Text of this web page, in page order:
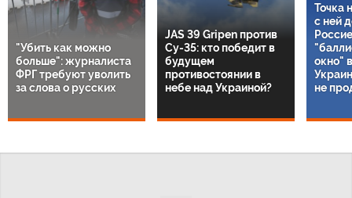
"Убить как можно
больше": журналиста
ФРГ требуют уволить
за слова о русских
JAS 39 Gripen против
Су-35: кто победит в
будущем
противостоянии в
небе над Украиной?
Точка
с ней
окно"
не